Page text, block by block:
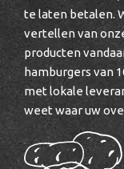
te laten betalen.
vertellen van
producten
hamburgers van
met lokale
weet waar uw